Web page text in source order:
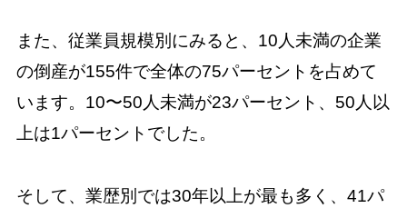
また、従業員規模別にみると、10人未満の企業
の倒産が155件で全体の75パーセントを占めて
います。10〜50人未満が23パーセント、50人以
上は1パーセントでした。
そして、業歴別では30年以上が最も多く、41パ